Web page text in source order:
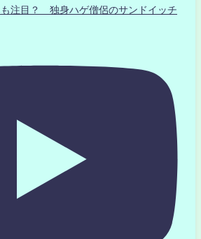
注目？ 独身ハゲ僧侶のサンドイッチ